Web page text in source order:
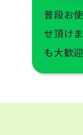
普段お
せ頂け
も大歓